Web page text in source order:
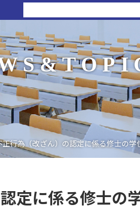
正行為（改ざん）の認定に係る修士の
定に係る修士の